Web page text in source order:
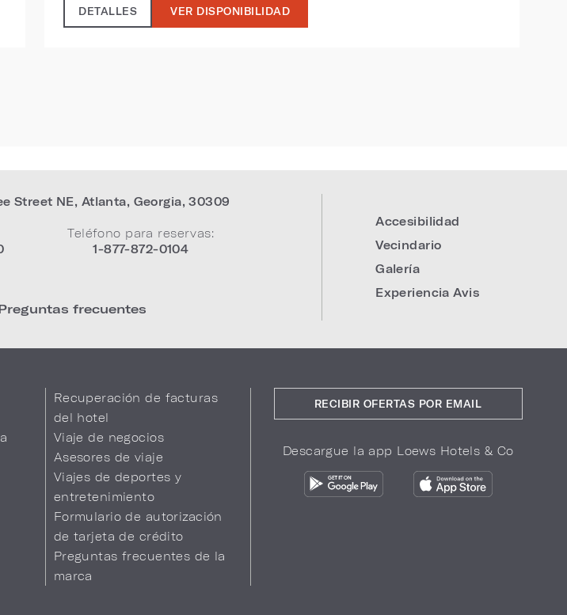
DETALLES VER DISPONIBILIDAD
Street NE, Atlanta, Georgia,30309
Teléfono para reservas:
1-877-872-0104
frecuentes
Accesibilidad
Vecindario
Galería
Experiencia Avis
Recuperación de facturas
del hotel
Viaje de negocios
Asesores de viaje
Viajes de deportes y
entretenimiento
Formulario de autorización
de tarjeta de crédito
Preguntas frecuentes de la
marca
RECIBIR OFERTAS POR EMAIL
Descargue la app Loews Hotels & Co